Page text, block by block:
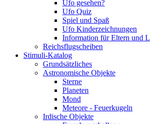
Ufo gesehen?
Ufo Quiz
Spiel und Spaß
Ufo Kinderzeichnungen
Information für Eltern und
Reichsflugscheiben
Stimuli-Katalog
Grundsätzliches
Astronomische Objekte
Sterne
Planeten
Mond
Meteore - Feuerkugeln
Irdische Objekte